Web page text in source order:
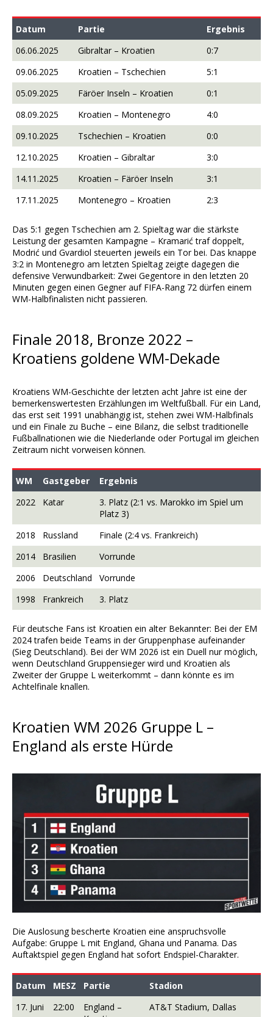
Datum Partie
Ergebnis
06.06.2025
Gibraltar – Kroatien
0:7
09.06.2025
Kroatien – Tschechien
5:1
05.09.2025
Färöer Inseln – Kroatien
0:1
08.09.2025
Kroatien – Montenegro
4:0
09.10.2025
Tschechien – Kroatien
0:0
12.10.2025
Kroatien – Gibraltar
3:0
14.11.2025
Kroatien – Färöer Inseln
3:1
17.11.2025
Montenegro – Kroatien 2:3
Das 5:1 gegen Tschechien am 2. Spieltag war die stärkste
Leistung der gesamten Kampagne – Kramarić traf doppelt,
Modrić und Gvardiol steuerten jeweils ein Tor bei. Das knappe
3:2 in Montenegro am letzten Spieltag zeigte dagegen die
defensive Verwundbarkeit: Zwei Gegentore in den letzten 20
Minuten gegen einen Gegner auf FIFA-Rang 72 dürfen einem
WM-Halbfinalisten nicht passieren.
Finale 2018, Bronze 2022 –
Kroatiens goldene WM-Dekade
Kroatiens WM-Geschichte der letzten acht Jahre ist eine der
bemerkenswertesten Erzählungen im Weltfußball. Für ein Land,
das erst seit 1991 unabhängig ist, stehen zwei WM-Halbfinals
und ein Finale zu Buche – eine Bilanz, die selbst traditionelle
Fußballnationen wie die Niederlande oder Portugal im gleichen
Zeitraum nicht vorweisen können.
WM Gastgeber
Ergebnis
2022
Katar
3. Platz (2:1 vs. Marokko im Spiel um
Platz 3)
2018
Russland
Finale (2:4 vs. Frankreich)
2014
Brasilien
Vorrunde
2006
Deutschland
Vorrunde
1998
Frankreich 3. Platz
Für deutsche Fans ist Kroatien ein alter Bekannter: Bei der EM
2024 trafen beide Teams in der Gruppenphase aufeinander
(Sieg Deutschland). Bei der WM 2026 ist ein Duell nur möglich,
wenn Deutschland Gruppensieger wird und Kroatien als
Zweiter der Gruppe L weiterkommt – dann könnte es im
Achtelfinale knallen.
Kroatien WM 2026 Gruppe L –
England als erste Hürde
Die Auslosung bescherte Kroatien eine anspruchsvolle
Aufgabe: Gruppe L mit England, Ghana und Panama. Das
Auftaktspiel gegen England hat sofort Endspiel-Charakter.
Datum MESZ Partie
Stadion
17. Juni
22:00
England –
AT&T Stadium, Dallas